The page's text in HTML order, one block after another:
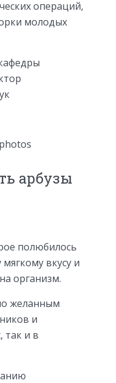
операций,
молодых
арбузы
полюбилось
вкусу и
организм.
желанным
и
так и в